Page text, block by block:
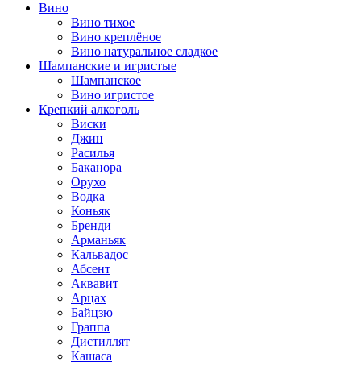
Вино
Вино тихое
Вино креплёное
Вино натуральное сладкое
Шампанские и игристые
Шампанское
Вино игристое
Крепкий алкоголь
Виски
Джин
Расилья
Баканора
Орухо
Водка
Коньяк
Бренди
Арманьяк
Кальвадос
Абсент
Аквавит
Арцах
Байцзю
Граппа
Дистиллят
Кашаса